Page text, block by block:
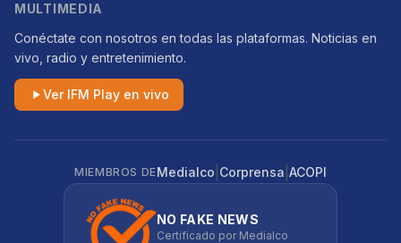
MULTIMEDIA
Conéctate con nosotros en todas las plataformas. Noticias en
vivo, radio y entretenimiento.
Ver IFM Play en vivo
MIEMBROS DEMedialco Corprensa ACOPI
NO FAKE NEWS
Certificado por Medialco